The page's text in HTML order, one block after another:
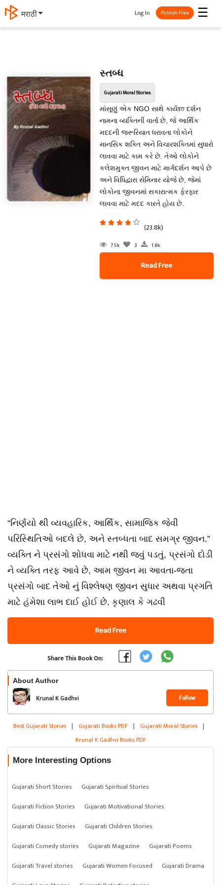
मराठी ☰
Log In Publish Free
સ્તબ્ધ
Gujarati Moral Stories
માંસૂણું એક NGO સાથે કાર્યরত દર્શન
નામના વ્યક્તિની વાર્તા છે, જે આર્થિક
મદદની જરૂરિયાત ધરાવતા લોકોને
માનસિક શક્તિ અને વિચારશક્તિમાં સુધારો
લાવવા માટે કામ કરે છે. તેઓ લોકોને
કલેશમુક્ત જીવન માટે માર્ગદર્શન આપે છે
અને વિધિદ્વારા સેમિનાર યોજે છે, જેમાં
લોકોના જીવનમાં સકારાત્મક ફેરફાર
લાવવા માટે મદદ કારતે હોય છે.
(23.8k)
7.5k 3 1.8k
Read Free
“નિર્ણયો થી વ્યવહારિક, આર્થિક, સામાજિક જેવી
પરિસ્થિતિઓ બદલે છે, અને સ્તબ્ધતા બાદ સમગ્ર જીવન.”
વ્યક્તિ ને પ્રસંગો શોધવા માટે નથી જવું પડતું, પ્રસંગો દોડી
ને વ્યક્તિ તરફ આવે છે, આમ જીવન મા આવતા-જતા
પ્રસંગો બાદ તેઓ નું વિશ્લેષણ જીવન સુધાર અથવા પ્રગતિ
માટે હંમેશા લાભ દાઈ હોઈ છે. કૃણાલ કે ગઢવી
Read Free
Share This Book On:
About Author
Krunal K Gadhvi Follow
Best Gujarati Stories | Gujarati Books PDF | Gujarati Moral Stories |
Krunal K Gadhvi Books PDF
More Interesting Options
Gujarati Short Stories
Gujarati Spiritual Stories
Gujarati Fiction Stories
Gujarati Motivational Stories
Gujarati Classic Stories
Gujarati Children Stories
Gujarati Comedy stories
Gujarati Magazine
Gujarati Poems
Gujarati Travel stories
Gujarati Women Focused
Gujarati Drama